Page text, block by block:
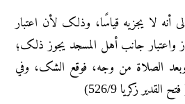
أنه لا یجزیه قیاسًا، وذلک لأن اعتبار
واعتبار جانب أهل المسجد یجوز ذلک؛
الصلاة من وجه، فوقع الشک، وفي
زکریا 526/9)